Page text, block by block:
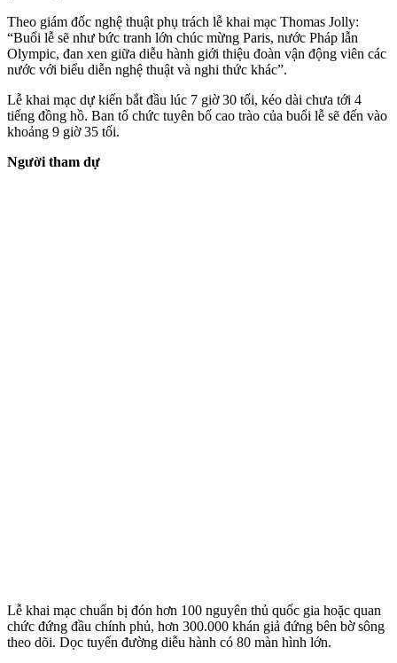
Theo giám đốc nghệ thuật phụ trách lễ khai mạc Thomas Jolly:
“Buổi lễ sẽ như bức tranh lớn chúc mừng Paris, nước Pháp lẫn
Olympic, đan xen giữa diễu hành giới thiệu đoàn vận động viên các
nước với biểu diễn nghệ thuật và nghi thức khác”.
Lễ khai mạc dự kiến bắt đầu lúc 7 giờ 30 tối, kéo dài chưa tới 4
tiếng đồng hồ. Ban tổ chức tuyên bố cao trào của buổi lễ sẽ đến vào
khoảng 9 giờ 35 tối.
Người tham dự
Lễ khai mạc chuẩn bị đón hơn 100 nguyên thủ quốc gia hoặc quan
chức đứng đầu chính phủ, hơn 300.000 khán giả đứng bên bờ sông
theo dõi. Dọc tuyến đường diễu hành có 80 màn hình lớn.